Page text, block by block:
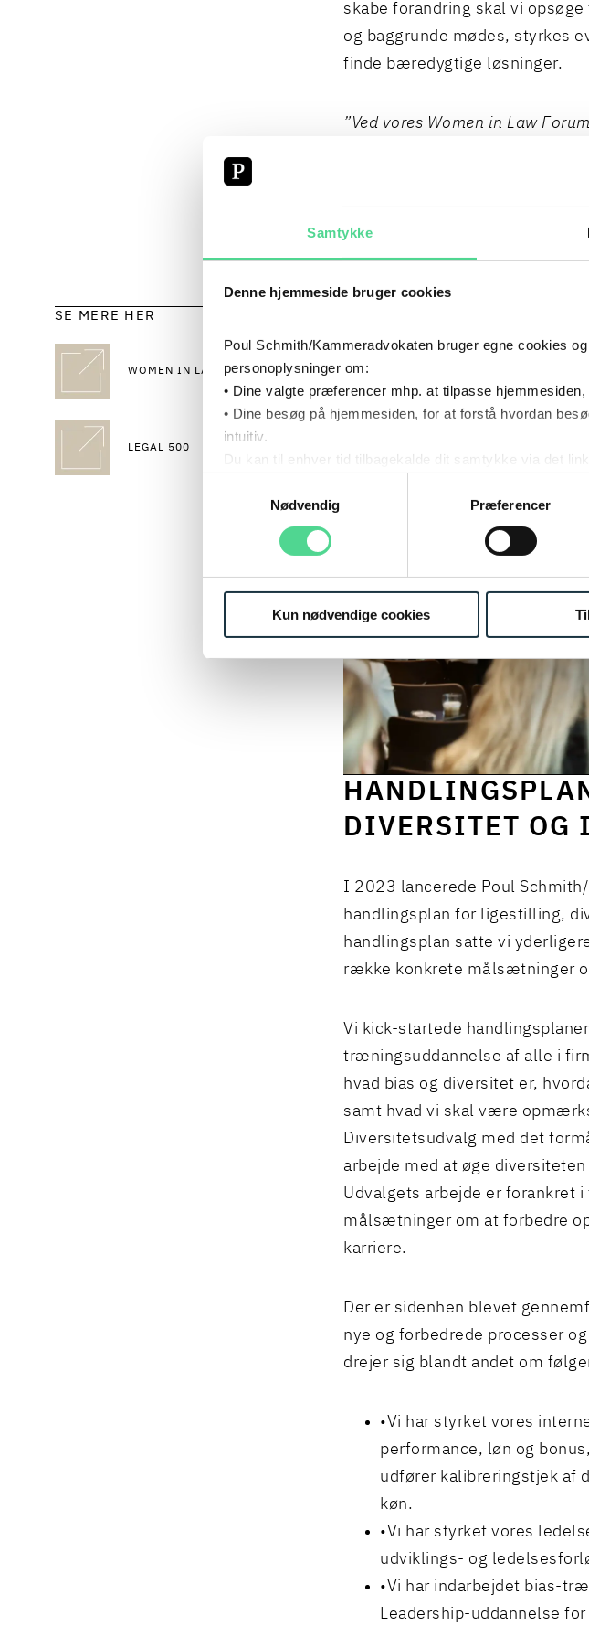
Samtykke
Denne hjemmeside bruger cookies
Poul Schmith/Kammeradvokaten bruger egne cookies
personoplysninger om:
• Dine valgte præferencer mhp. at tilpasse
• Dine besøg på hjemmesiden, for at forstå hvordan
intuitiv.
Du kan til enhver tid tilbagekalde dit samtykke via det
Læs mere om vores behandling af personoplysninger
Nødvendig
Præferencer
Kun nødvendige cookies
skabe forandring skal vi
og baggrunde mødes, styrkes
finde bæredygtige løsninger.
”Ved vores Women in Law
forstå. Uden den forståelse
inklusion bliver diversitet kun
advokat
,
på Women in Law Forum.
SE MERE HER
WOMEN IN LAW FORUM
LEGAL 500
DIVERSITET OG
I 2023 lancerede Poul
handlingsplan for ligestilling,
handlingsplan satte vi
række konkrete målsætninger
Vi kick-startede
træningsuddannelse af alle i
hvad bias og diversitet er,
samt hvad vi skal være
Diversitetsudvalg med det
arbejde med at øge
Udvalgets arbejde er forankret
målsætninger om at forbedre
karriere.
Der er sidenhen blevet
nye og forbedrede processer
drejer sig blandt andet om
Vi har styrket vores
performance, løn og
udfører kalibreringstjek af
køn.
Vi har styrket vores
udviklings- og
Vi har indarbejdet bias-
Leadership-uddannelse